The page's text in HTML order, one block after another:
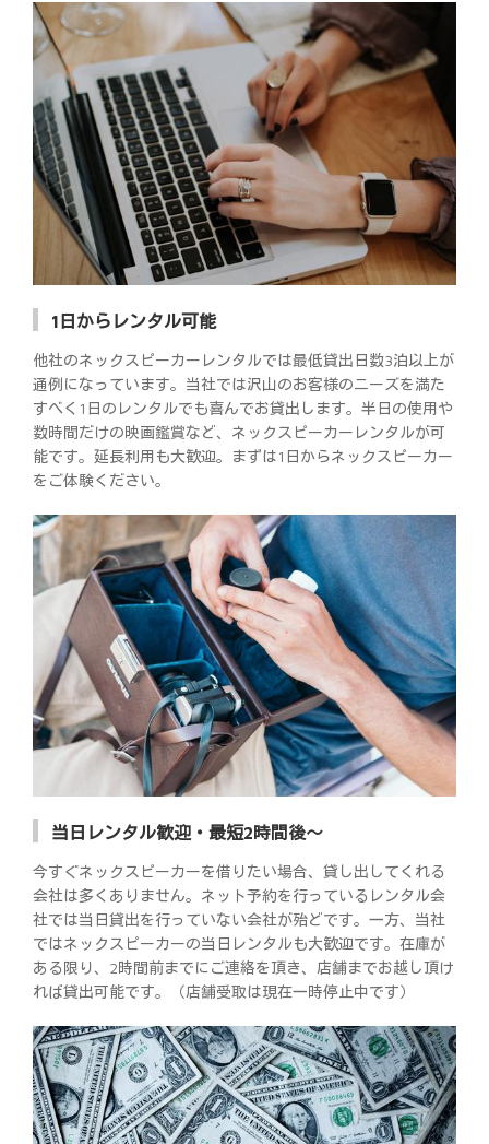
1日からレンタル可能
他社のネックスピーカーレンタルでは最低貸出日数3泊以上が
通例になっています。当社では沢山のお客様のニーズを満た
すべく1日のレンタルでも喜んでお貸出します。半日の使用や
数時間だけの映画鑑賞など、ネックスピーカーレンタルが可
能です。延長利用も大歓迎。まずは1日からネックスピーカー
をご体験ください。
当日レンタル歓迎・最短2時間後～
今すぐネックスピーカーを借りたい場合、貸し出してくれる
会社は多くありません。ネット予約を行っているレンタル会
社では当日貸出を行っていない会社が殆どです。一方、当社
ではネックスピーカーの当日レンタルも大歓迎です。在庫が
ある限り、2時間前までにご連絡を頂き、店舗までお越し頂け
れば貸出可能です。（店舗受取は現在一時停止中です）